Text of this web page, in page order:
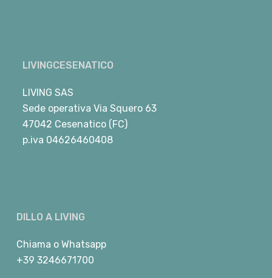
LIVINGCESENATICO
LIVING SAS
Sede operativa Via Squero 63
47042 Cesenatico (FC)
p.iva 04626460408
DILLO A LIVING
Chiama o Whatsapp
+39 3246671700